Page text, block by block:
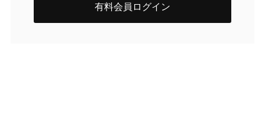
有料会員ログイン